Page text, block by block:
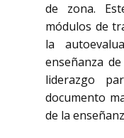
de zona.
módulos de
la
enseñanza
liderazgo
documento
de la